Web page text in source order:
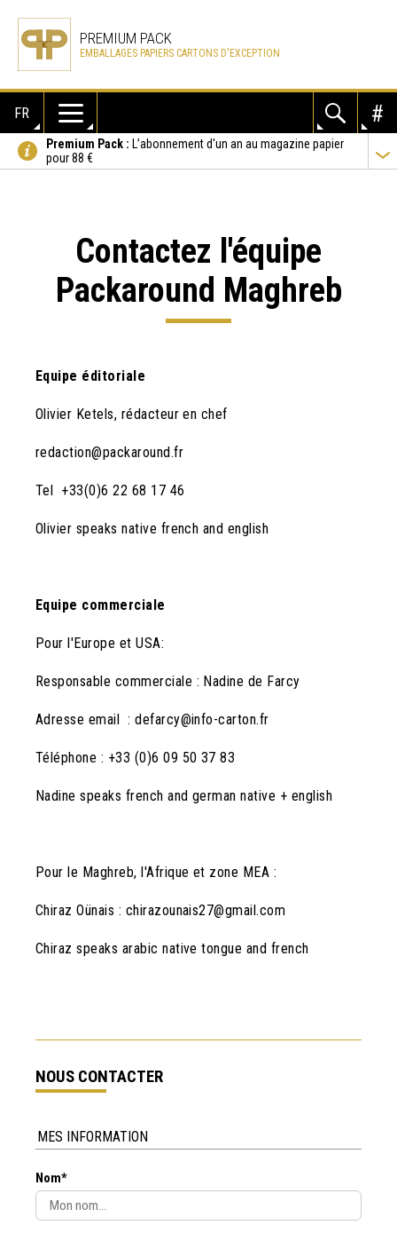
PREMIUM PACK
EMBALLAGES PAPIERS CARTONS D'EXCEPTION
FR
Premium Pack : L’abonnement d'un an au magazine papier
pour 88 €
Contactez l'équipe
Packaround Maghreb
Equipe éditoriale
Olivier Ketels, rédacteur en chef
redaction@packaround.fr
Tel +33(0)6 22 68 17 46
Olivier speaks native french and english
Equipe commerciale
Pour l'Europe et USA:
Responsable commerciale : Nadine de Farcy
Adresse email : defarcy@info-carton.fr
Téléphone : +33 (0)6 09 50 37 83
Nadine speaks french and german native + english
Pour le Maghreb, l'Afrique et zone MEA :
Chiraz Oünais : chirazounais27@gmail.com
Chiraz speaks arabic native tongue and french
NOUS CONTACTER
MES INFORMATION
Nom*